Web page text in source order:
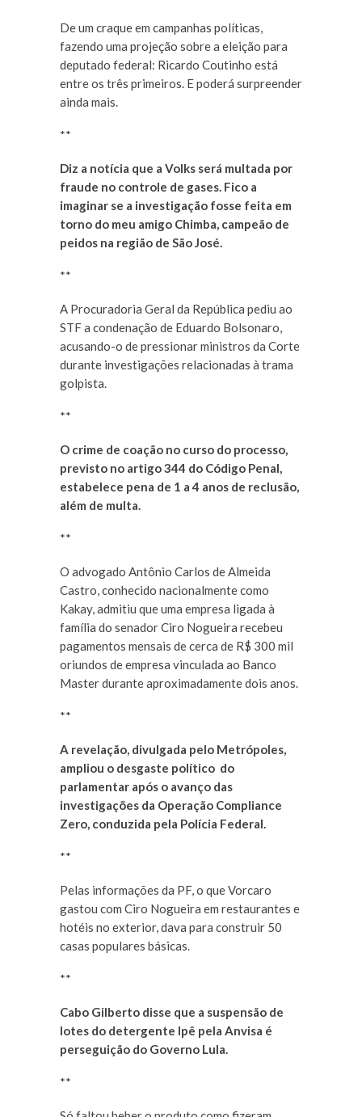
De um craque em campanhas políticas,
fazendo uma projeção sobre a eleição para
deputado federal: Ricardo Coutinho está
entre os três primeiros. E poderá surpreender
ainda mais.
**
Diz a notícia que a Volks será multada por
fraude no controle de gases. Fico a
imaginar se a investigação fosse feita em
torno do meu amigo Chimba, campeão de
peidos na região de São José.
**
A Procuradoria Geral da República pediu ao
STF a condenação de Eduardo Bolsonaro,
acusando-o de pressionar ministros da Corte
durante investigações relacionadas à trama
golpista.
**
O crime de coação no curso do processo,
previsto no artigo 344 do Código Penal,
estabelece pena de 1 a 4 anos de reclusão,
além de multa.
**
O advogado Antônio Carlos de Almeida
Castro, conhecido nacionalmente como
Kakay, admitiu que uma empresa ligada à
família do senador Ciro Nogueira recebeu
pagamentos mensais de cerca de R$ 300 mil
oriundos de empresa vinculada ao Banco
Master durante aproximadamente dois anos.
**
A revelação, divulgada pelo Metrópoles,
ampliou o desgaste político do
parlamentar após o avanço das
investigações da Operação Compliance
Zero, conduzida pela Polícia Federal.
**
Pelas informações da PF, o que Vorcaro
gastou com Ciro Nogueira em restaurantes e
hotéis no exterior, dava para construir 50
casas populares básicas.
**
Cabo Gilberto disse que a suspensão de
lotes do detergente Ipê pela Anvisa é
perseguição do Governo Lula.
**